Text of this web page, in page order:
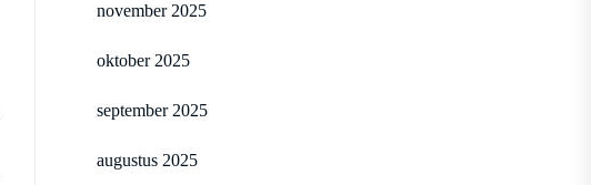
november 2025
oktober 2025
september 2025
augustus 2025